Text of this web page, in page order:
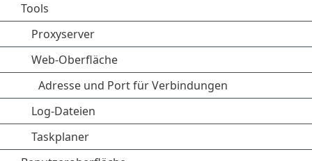
Tools
Proxyserver
Web-Oberfläche
Adresse und Port für Verbindungen
Log-Dateien
Taskplaner